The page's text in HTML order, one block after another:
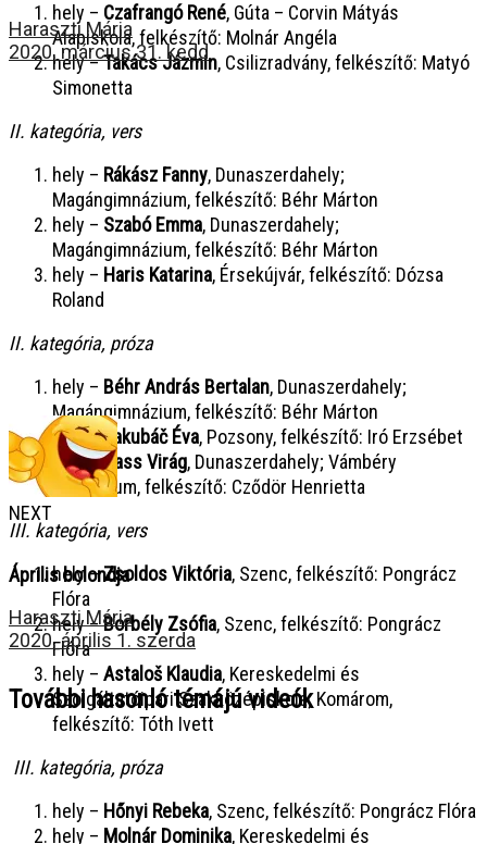
hely – Czafrangó René, Gúta – Corvin Mátyás
Alapiskola, felkészítő: Molnár Angéla
hely –Takács Jázmin, Csilizradvány, felkészítő: Matyó
Simonetta
II. kategória, vers
hely – Rákász Fanny, Dunaszerdahely;
Magángimnázium, felkészítő: Béhr Márton
hely – Szabó Emma, Dunaszerdahely;
Magángimnázium, felkészítő: Béhr Márton
hely – Haris Katarina, Érsekújvár, felkészítő: Dózsa
Roland
II. kategória, próza
hely – Béhr András Bertalan, Dunaszerdahely;
Magángimnázium, felkészítő: Béhr Márton
hely –JakubáčÉva, Pozsony, felkészítő: Iró Erzsébet
hely –Vass Virág, Dunaszerdahely; Vámbéry
Gimnázium, felkészítő: Cződör Henrietta
III. kategória, vers
hely –Zsoldos Viktória, Szenc, felkészítő: Pongrácz
Flóra
hely –Borbély Zsófia, Szenc, felkészítő: Pongrácz
Flóra
hely – Astaloš Klaudia, Kereskedelmi és
Szolgáltatóipari Szakközépiskola; Komárom,
felkészítő: Tóth Ivett
III. kategória, próza
hely – Hőnyi Rebeka, Szenc, felkészítő: Pongrácz Flóra
hely – Molnár Dominika, Kereskedelmi és
Haraszti Mária
2020. március 31. kedd
NEXT
Április bolondja
Haraszti Mária
2020. április 1. szerda
További hasonló témájú videók